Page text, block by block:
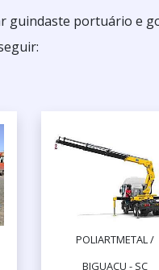
guindaste portuário e
POLIARTMETAL /
BIGUAÇU - SC